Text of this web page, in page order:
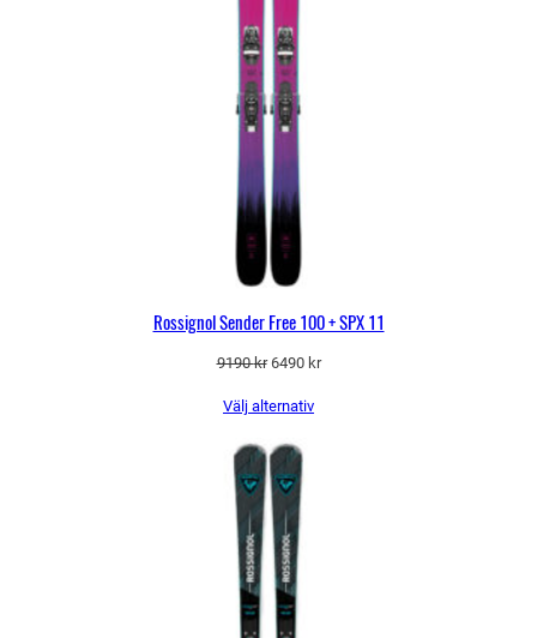
Rossignol Sender Free 100 + SPX 11
9190kr Det
priset
9190 kr.
6490 krDet
Välj alternativ